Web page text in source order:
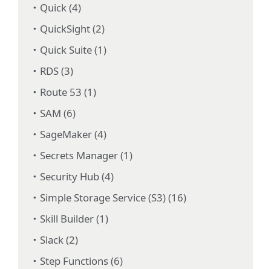
Quick (4)
QuickSight (2)
Quick Suite (1)
RDS (3)
Route 53 (1)
SAM (6)
SageMaker (4)
Secrets Manager (1)
Security Hub (4)
Simple Storage Service (S3) (16)
Skill Builder (1)
Slack (2)
Step Functions (6)